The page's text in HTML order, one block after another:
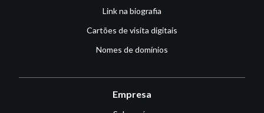
Link na biografia
Cartões de visita digitais
Nomes de domínios
Empresa